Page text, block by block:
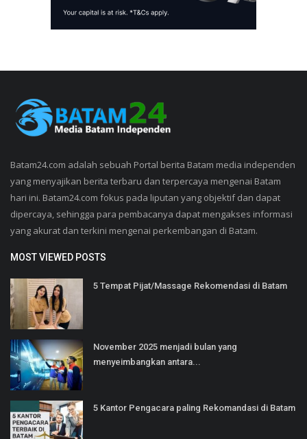
Batam24.com adalah sebuah Portal berita Batam media independen
yang menyajikan berita terbaru dan terpercaya mengenai Batam
hari ini. Batam24.com fokus pada liputan yang objektif dan dapat
dipercaya, sehingga para pembacanya dapat mengakses informasi
yang akurat dan terkini mengenai perkembangan di Batam.
MOST VIEWED POSTS
5 Tempat Pijat/Massage Rekomendasi di Batam
November 2025 menjadi bulan yang
menyeimbangkan antara...
5 Kantor Pengacara paling Rekomandasi di Batam